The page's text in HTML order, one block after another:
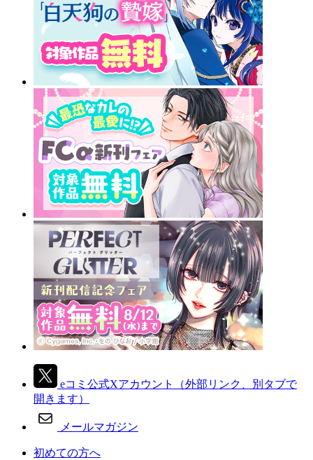
eコミ公式Xアカウント
（外部リンク、別タブで
開きます）
メールマガジン
初めての方へ